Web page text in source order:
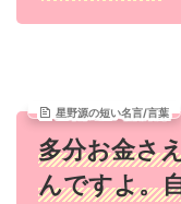
星野源の短い名言/言葉
多分お金さ
んですよ。